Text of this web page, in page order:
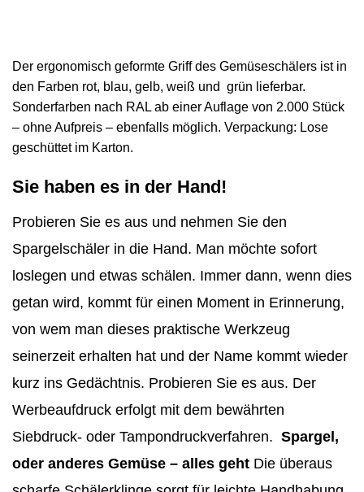
Der ergonomisch geformte Griff des Gemüseschälers ist in
den Farben rot, blau, gelb, weiß und grün lieferbar.
Sonderfarben nach RAL ab einer Auflage von 2.000 Stück
– ohne Aufpreis – ebenfalls möglich. Verpackung: Lose
geschüttet im Karton.
Sie haben es in der Hand!
Probieren Sie es aus und nehmen Sie den
Spargelschäler in die Hand. Man möchte sofort
loslegen und etwas schälen. Immer dann, wenn dies
getan wird, kommt für einen Moment in Erinnerung,
von wem man dieses praktische Werkzeug
seinerzeit erhalten hat und der Name kommt wieder
kurz ins Gedächtnis. Probieren Sie es aus. Der
Werbeaufdruck erfolgt mit dem bewährten
Siebdruck- oder Tampondruckverfahren. Spargel,
oder anderes Gemüse – alles geht Die überaus